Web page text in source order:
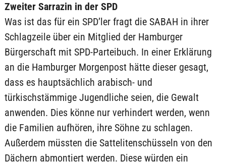
Zweiter Sarrazin in der SPD
Was ist das für ein SPD’ler fragt die SABAH in ihrer
Schlagzeile über ein Mitglied der Hamburger
Bürgerschaft mit SPD-Parteibuch. In einer Erklärung
an die Hamburger Morgenpost hätte dieser gesagt,
dass es hauptsächlich arabisch- und
türkischstämmige Jugendliche seien, die Gewalt
anwenden. Dies könne nur verhindert werden, wenn
die Familien aufhören, ihre Söhne zu schlagen.
Außerdem müssten die Sattelitenschüsseln von den
Dächern abmontiert werden. Diese würden ein